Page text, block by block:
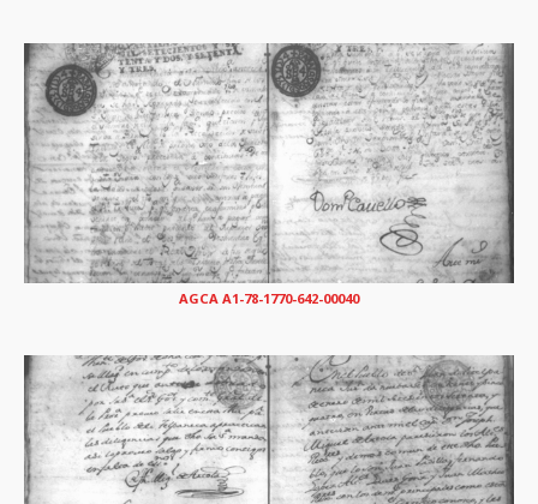
AGCA A1-78-1770-642-00040